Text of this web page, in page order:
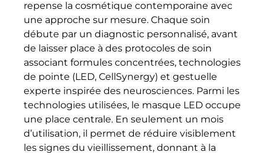
repense la cosmétique contemporaine avec
une approche sur mesure. Chaque soin
débute par un diagnostic personnalisé, avant
de laisser place à des protocoles de soin
associant formules concentrées, technologies
de pointe (LED, CellSynergy) et gestuelle
experte inspirée des neurosciences. Parmi les
technologies utilisées, le masque LED occupe
une place centrale. En seulement un mois
d’utilisation, il permet de réduire visiblement
les signes du vieillissement, donnant à la